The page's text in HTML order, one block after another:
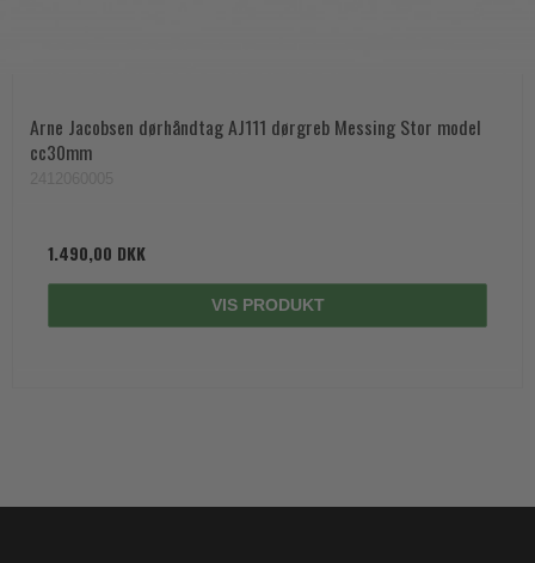
Arne Jacobsen dørhåndtag AJ111 dørgreb Messing Stor model
cc30mm
1.490,00 DKK
VIS PRODUKT